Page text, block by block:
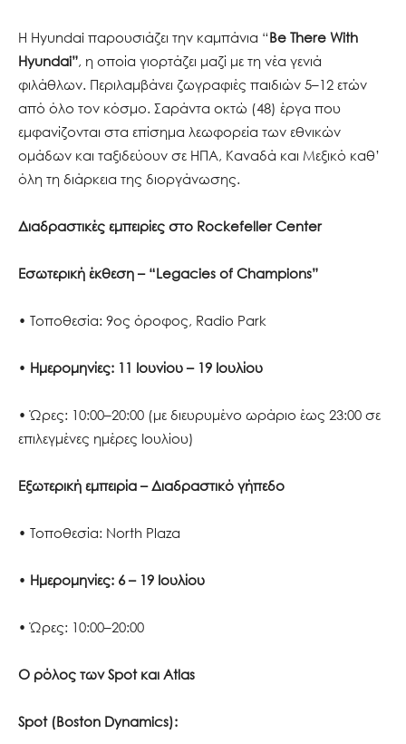
Η Hyundai παρουσιάζει την καμπάνια “Be There With
Hyundai”, η οποία γιορτάζει μαζί με τη νέα γενιά
φιλάθλων. Περιλαμβάνει ζωγραφιές παιδιών 5–12 ετών
από όλο τον κόσμο. Σαράντα οκτώ (48) έργα που
εμφανίζονται στα επίσημα λεωφορεία των εθνικών
ομάδων και ταξιδεύουν σε ΗΠΑ, Καναδά και Μεξικό καθ’
όλη τη διάρκεια της διοργάνωσης.
Διαδραστικές εμπειρίες στο Rockefeller Center
Εσωτερική έκθεση – “Legacies of Champions”
• Τοποθεσία: 9ος όροφος, Radio Park
• Ημερομηνίες: 11 Ιουνίου – 19 Ιουλίου
• Ώρες: 10:00–20:00 (με διευρυμένο ωράριο έως 23:00 σε
επιλεγμένες ημέρες Ιουλίου)
Εξωτερική εμπειρία – Διαδραστικό γήπεδο
• Τοποθεσία: North Plaza
• Ημερομηνίες: 6 – 19 Ιουλίου
• Ώρες: 10:00–20:00
Ο ρόλος των Spot και Atlas
Spot (Boston Dynamics):